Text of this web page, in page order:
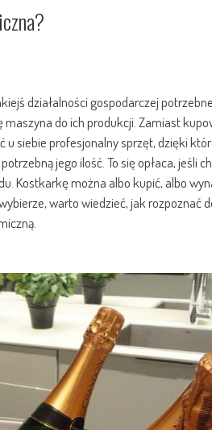
działalności gospodarczej
maszyna do ich produkcji. Zamiast
u siebie profesjonalny sprzęt, dzięki
jego ilość. To się opłaca, jeśli
Kostkarkę można albo kupić, albo
warto wiedzieć, jak rozpoznać